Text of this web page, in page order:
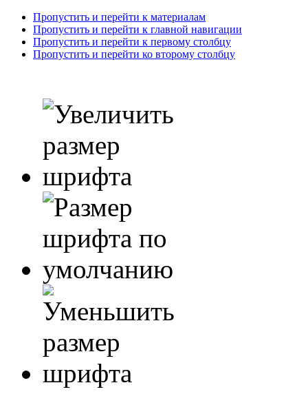
Пропустить и перейти к материалам
Пропустить и перейти к главной навигации
Пропустить и перейти к первому столбцу
Пропустить и перейти ко второму столбцу